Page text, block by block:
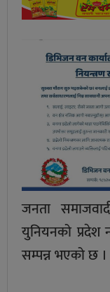
जनता
युनियनको प्रदेश
सम्पन्न भएको छ ।